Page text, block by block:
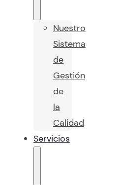
Nuestro
Sistema
de
Gestión
de
la
Calidad
Servicios